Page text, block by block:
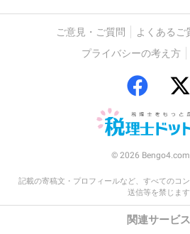
ご意見・ご質問 よくあるご
プライバシーの考え方
© 2026
記載の寄稿文・プロフィールなど、すべてのコ
送信等を禁じます
関連サービス